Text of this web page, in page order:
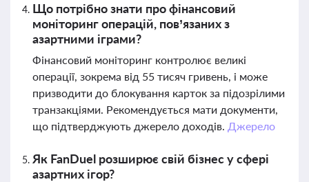
Що потрібно знати про фінансовий
моніторинг операцій, пов’язаних з
азартними іграми?
Фінансовий моніторинг контролює великі
операції, зокрема від 55 тисяч гривень, і може
призводити до блокування карток за підозрілими
транзакціями. Рекомендується мати документи,
що підтверджують джерело доходів. Джерело
Як FanDuel розширює свій бізнес у сфері
азартних ігор?